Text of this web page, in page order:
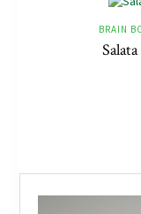
BRAIN